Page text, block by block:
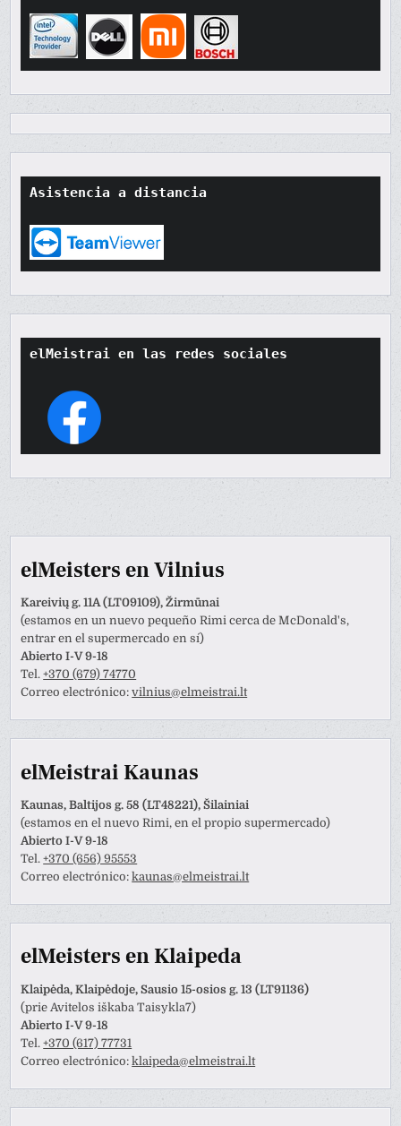
Asistencia a distancia
elMeistrai en las redes sociales
elMeisters en Vilnius
Kareivių g. 11A (LT09109), Žirmūnai
(estamos en un nuevo pequeño Rimi cerca de McDonald's,
entrar en el supermercado en sí)
Abierto I-V 9-18
Tel.+370 (679) 74770
Correo electrónico:vilnius@elmeistrai.lt
elMeistrai Kaunas
Kaunas, Baltijos g. 58 (LT48221), Šilainiai
(estamos en el nuevo Rimi, en el propio supermercado)
Abierto I-V 9-18
Tel.+370 (656) 95553
Correo electrónico:kaunas@elmeistrai.lt
elMeisters en Klaipeda
Klaipėda, Klaipėdoje, Sausio 15-osios g. 13 (LT91136)
(prie Avitelos iškaba Taisykla7)
Abierto I-V 9-18
Tel.+370 (617) 77731
Correo electrónico:klaipeda@elmeistrai.lt